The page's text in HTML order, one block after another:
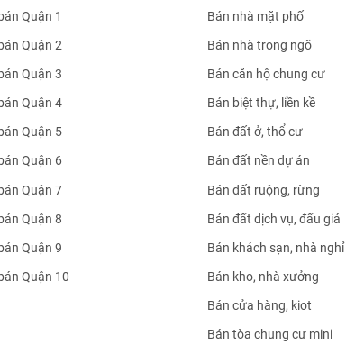
Quận 1
Quận 2
Quận 3
Quận 4
Quận 5
Quận 6
Quận 7
Quận 8
Quận 9
Quận 10
Bán nhà mặt phố
Bán nhà trong ngõ
Bán căn hộ chung cư
Bán biệt thự, liền kề
Bán đất ở, thổ cư
Bán đất nền dự án
Bán đất ruộng, rừng
Bán đất dịch vụ, đấu giá
Bán khách sạn, nhà nghỉ
Bán kho, nhà xưởng
Bán cửa hàng, kiot
Bán tòa chung cư mini